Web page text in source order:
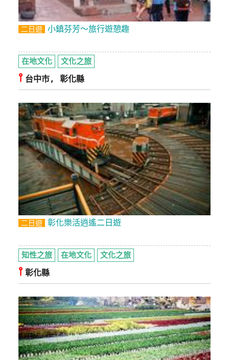
廠
商
作
旅
伴
計
劃
品
宣
傳
二日遊 小鎮芬芳～旅行遊憩趣
在地文化 文化之旅
⫯ 台中市, 彰化縣
二日遊 彰化樂活逍遙二日遊
知性之旅 在地文化 文化之旅
⫯ 彰化縣